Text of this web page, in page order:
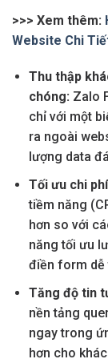
>>> Xem thêm:
Website Chi
Thu thập
chóng: Zalo
chỉ với một
ra ngoài
lượng data
Tối ưu chi
tiềm năng
hơn so với
năng tối ưu
điền form dễ
Tăng độ tin
nền tảng
ngay trong
hơn cho